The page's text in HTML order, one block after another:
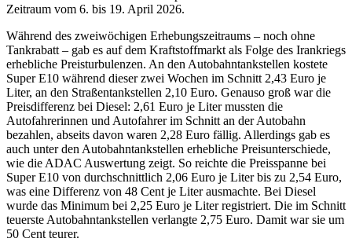
Zeitraum vom 6. bis 19. April 2026.
Während des zweiwöchigen Erhebungszeitraums – noch ohne
Tankrabatt – gab es auf dem Kraftstoffmarkt als Folge des Irankriegs
erhebliche Preisturbulenzen. An den Autobahntankstellen kostete
Super E10 während dieser zwei Wochen im Schnitt 2,43 Euro je
Liter, an den Straßentankstellen 2,10 Euro. Genauso groß war die
Preisdifferenz bei Diesel: 2,61 Euro je Liter mussten die
Autofahrerinnen und Autofahrer im Schnitt an der Autobahn
bezahlen, abseits davon waren 2,28 Euro fällig. Allerdings gab es
auch unter den Autobahntankstellen erhebliche Preisunterschiede,
wie die ADAC Auswertung zeigt. So reichte die Preisspanne bei
Super E10 von durchschnittlich 2,06 Euro je Liter bis zu 2,54 Euro,
was eine Differenz von 48 Cent je Liter ausmachte. Bei Diesel
wurde das Minimum bei 2,25 Euro je Liter registriert. Die im Schnitt
teuerste Autobahntankstellen verlangte 2,75 Euro. Damit war sie um
50 Cent teurer.